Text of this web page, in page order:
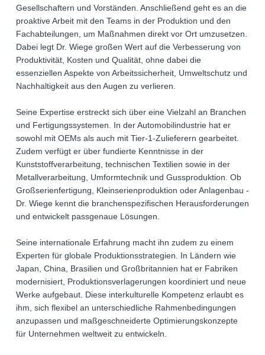
Gesellschaftern und Vorständen. Anschließend geht es an die
proaktive Arbeit mit den Teams in der Produktion und den
Fachabteilungen, um Maßnahmen direkt vor Ort umzusetzen.
Dabei legt Dr. Wiege großen Wert auf die Verbesserung von
Produktivität, Kosten und Qualität, ohne dabei die
essenziellen Aspekte von Arbeitssicherheit, Umweltschutz und
Nachhaltigkeit aus den Augen zu verlieren.
Seine Expertise erstreckt sich über eine Vielzahl an Branchen
und Fertigungssystemen. In der Automobilindustrie hat er
sowohl mit OEMs als auch mit Tier-1-Zulieferern gearbeitet.
Zudem verfügt er über fundierte Kenntnisse in der
Kunststoffverarbeitung, technischen Textilien sowie in der
Metallverarbeitung, Umformtechnik und Gussproduktion. Ob
Großserienfertigung, Kleinserienproduktion oder Anlagenbau -
Dr. Wiege kennt die branchenspezifischen Herausforderungen
und entwickelt passgenaue Lösungen.
Seine internationale Erfahrung macht ihn zudem zu einem
Experten für globale Produktionsstrategien. In Ländern wie
Japan, China, Brasilien und Großbritannien hat er Fabriken
modernisiert, Produktionsverlagerungen koordiniert und neue
Werke aufgebaut. Diese interkulturelle Kompetenz erlaubt es
ihm, sich flexibel an unterschiedliche Rahmenbedingungen
anzupassen und maßgeschneiderte Optimierungskonzepte
für Unternehmen weltweit zu entwickeln.